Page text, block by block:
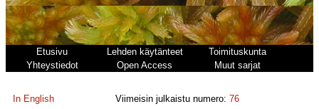
Etusivu Lehden käytänteet
Toimituskunta
Yhteystiedot
Open Access Muut sarjat
In English Viimeisin julkaistu numero:76